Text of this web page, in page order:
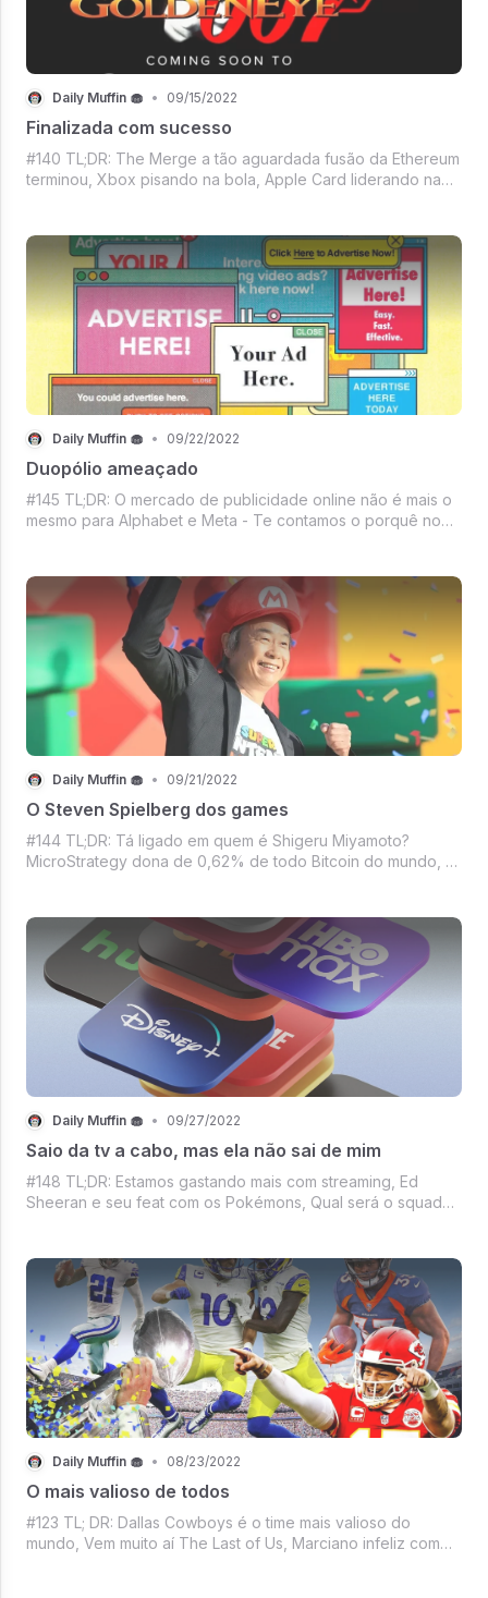
Daily Muffin 🧁 • 09/15/2022
Finalizada com sucesso
#140 TL;DR: The Merge a tão aguardada fusão da Ethereum
terminou, Xbox pisando na bola, Apple Card liderando na
Repaginada do Zoom, E Vem
Daily Muffin 🧁 • 09/22/2022
Duopólio ameaçado
#145 TL;DR: O mercado de publicidade online não é mais o
mesmo para Alphabet e Meta - Te contamos o porquê no
figurinhas da Copa na
Daily Muffin 🧁 • 09/21/2022
O Steven Spielberg dos games
#144 TL;DR: Tá ligado em quem é Shigeru Miyamoto?
MicroStrategy dona de 0,62% de todo Bitcoin do mundo, A
a batalha continua, A Meta tá
Daily Muffin 🧁 • 09/27/2022
Saio da tv a cabo, mas ela não sai de mim
#148 TL;DR: Estamos gastando mais com streaming, Ed
Sheeran e seu feat com os Pokémons, Qual será o squad
entrou para o metaverso, Merc
Daily Muffin 🧁 • 08/23/2022
O mais valioso de todos
#123 TL; DR: Dallas Cowboys é o time mais valioso do
mundo, Vem muito aí The Last of Us, Marciano infeliz com